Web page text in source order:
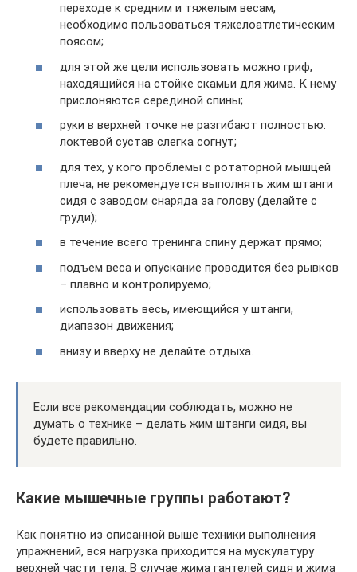
переходе к средним и тяжелым весам,
необходимо пользоваться тяжелоатлетическим
поясом;
для этой же цели использовать можно гриф,
находящийся на стойке скамьи для жима. К нему
прислоняются серединой спины;
руки в верхней точке не разгибают полностью:
локтевой сустав слегка согнут;
для тех, у кого проблемы с ротаторной мышцей
плеча, не рекомендуется выполнять жим штанги
сидя с заводом снаряда за голову (делайте с
груди);
в течение всего тренинга спину держат прямо;
подъем веса и опускание проводится без рывков
– плавно и контролируемо;
использовать весь, имеющийся у штанги,
диапазон движения;
внизу и вверху не делайте отдыха.
Если все рекомендации соблюдать, можно не
думать о технике – делать жим штанги сидя, вы
будете правильно.
Какие мышечные группы работают?
Как понятно из описанной выше техники выполнения
упражнений, вся нагрузка приходится на мускулатуру
верхней части тела. В случае жима гантелей сидя и жима